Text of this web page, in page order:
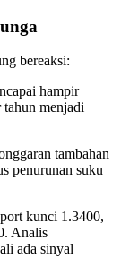
bereaksi:
hampir
menjadi
tambahan
penurunan suku
kunci 1.3400,
Analis
ada sinyal